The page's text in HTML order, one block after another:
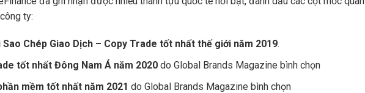
ty:
Chép Giao Dịch – Copy Trade tốt nhất thế giới năm 2019.
tốt nhất Đông Nam Á năm 2020do Global Brands Magazine bình chọn
mềm tốt nhất năm 2021 do Global Brands Magazine bình chọn